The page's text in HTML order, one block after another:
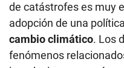
de catástrofes es muy
adopción de una
cambio climático. Los
fenómenos